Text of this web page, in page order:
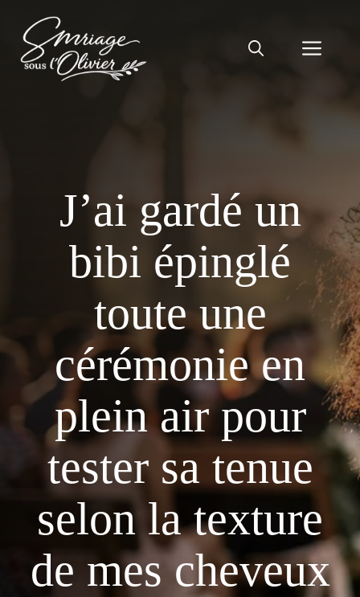
contenu
J’ai gardé un
bibi épinglé
toute une
cérémonie en
plein air pour
tester sa tenue
selon la texture
de mes cheveux